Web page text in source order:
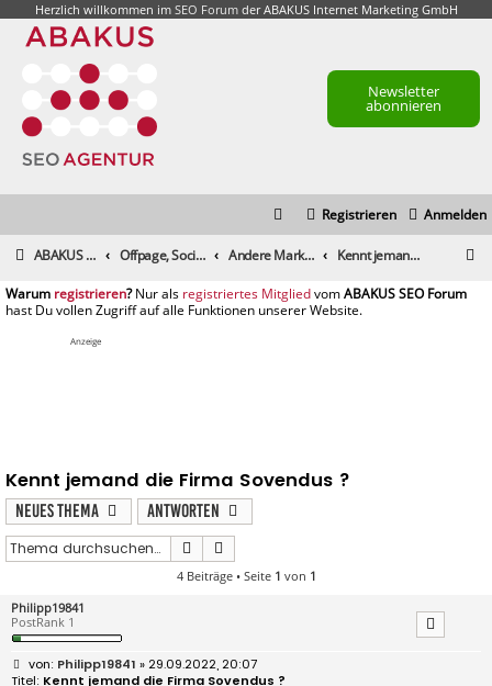
Herzlich willkommen im SEO Forumder ABAKUS Internet Marketing GmbH
Newsletter
abonnieren
Anmelden
Registrieren
ABAKUS Foren-Übersicht Offpage, Social Media, Tools und andere Maßnahmen Andere Marketingmaßnahmen und Webpromotion Kennt jemand die Firma Sovendus ?
registrieren registriertes Mitglied
Anzeige
Kennt jemand die Firma Sovendus ?
Neues Thema
Antworten
Suche
4 Beiträge • Seite 1 von 1
Philipp19841
PostRank 1
B
e
Philipp19841 » 29.09.2022, 20:07
Kennt jemand die Firma Sovendus ?